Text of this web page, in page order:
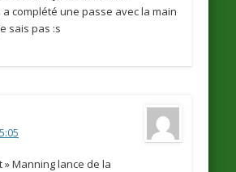
a complété une passe avec la main
sais pas :s
» Manning lance de la